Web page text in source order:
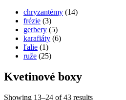
chryzantémy (14)
frézie (3)
gerbery (5)
karafiáty (6)
ľalie (1)
ruže (25)
Kvetinové boxy
Showing 13–24 of 43 results